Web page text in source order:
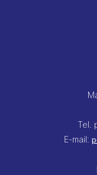
Tel.
E-mail: